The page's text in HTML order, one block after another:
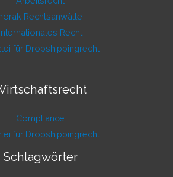
Rechtsanwälte
Internationales Recht
für Dropshippingrecht
Compliance
für Dropshippingrecht
Schlagwörter